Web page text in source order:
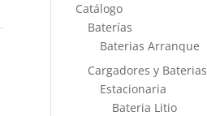
Catálogo
Baterías
Baterias Arranque
Cargadores y Baterias
Estacionaria
Bateria Litio